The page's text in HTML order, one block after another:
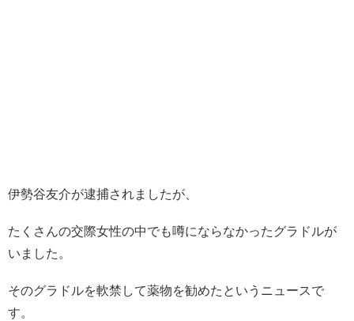
伊勢谷友介が逮捕されましたが、
たくさんの交際女性の中でも噂にならなかったグラドルが
いました。
そのグラドルを軟禁して薬物を勧めたというニュースで
す。